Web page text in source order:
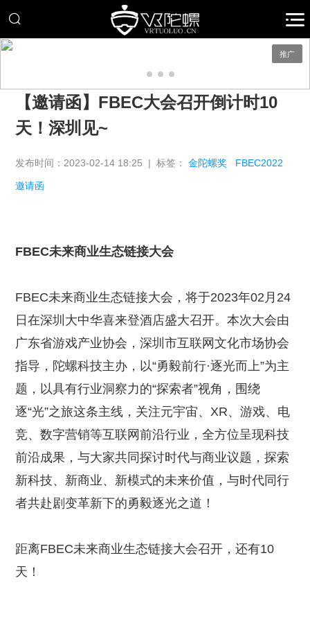
推广
【邀请函】FBEC大会召开倒计时10
天！深圳见~
发布时间：2023-02-14 18:25 | 标签：金陀螺奖 FBEC2022
邀请函
FBEC未来商业生态链接大会
FBEC未来商业生态链接大会，将于2023年02月24
日在深圳大中华喜来登酒店盛大召开。本次大会由
广东省游戏产业协会，深圳市互联网文化市场协会
指导，陀螺科技主办，以“勇毅前行·逐光而上”为主
题，以具有行业洞察力的“探索者”视角，围绕
逐“光”之旅这条主线，关注元宇宙、XR、游戏、电
竞、数字营销等互联网前沿行业，全方位呈现科技
前沿成果，与大家共同探讨时代与商业议题，探索
新科技、新商业、新模式的未来价值，与时代同行
者共赴剧变革新下的勇毅逐光之道！
距离FBEC未来商业生态链接大会召开，还有10
天！